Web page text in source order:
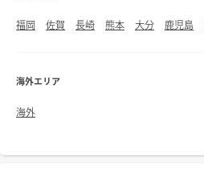
福岡 佐賀 長崎 熊本 大分 鹿児島
海外エリア
海外